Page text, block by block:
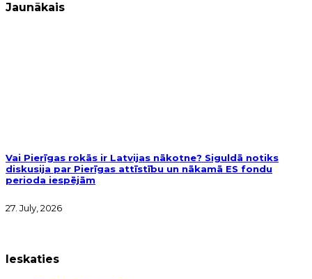
Jaunākais
Vai Pierīgas rokās ir Latvijas nākotne? Siguldā notiks
diskusija par Pierīgas attīstību un nākamā ES fondu
perioda iespējām
27. July, 2026
Ieskaties